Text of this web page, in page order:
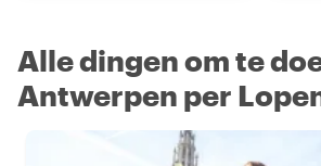
Alle dingen om te
Antwerpen per